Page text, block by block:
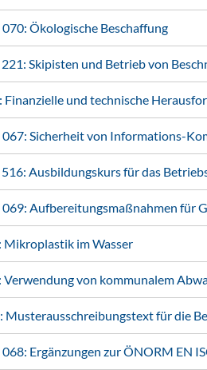
Ökologische Beschaffung
Skipisten und Betrieb von
Finanzielle und technische
Sicherheit von Informations-
Ausbildungskurs für das
Aufbereitungsmaßnahmen für
Mikroplastik im Wasser
Verwendung von kommunalem
Musterausschreibungstext für die
Ergänzungen zur ÖNORM EN